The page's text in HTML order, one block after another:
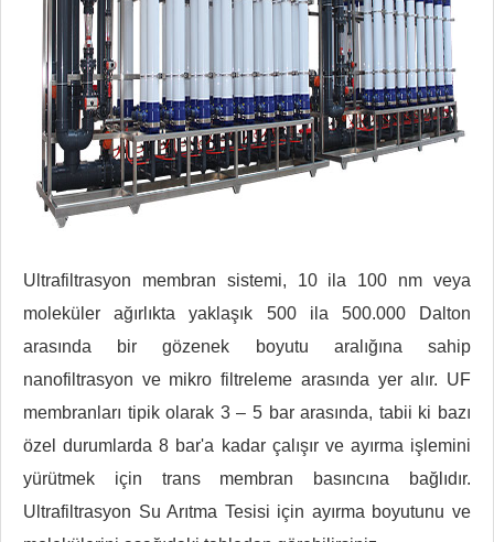
Ultrafiltrasyon membran sistemi, 10 ila 100 nm veya
moleküler ağırlıkta yaklaşık 500 ila 500.000 Dalton
arasında bir gözenek boyutu aralığına sahip
nanofiltrasyon ve mikro filtreleme arasında yer alır. UF
membranları tipik olarak 3 – 5 bar arasında, tabii ki bazı
özel durumlarda 8 bar'a kadar çalışır ve ayırma işlemini
yürütmek için trans membran basıncına bağlıdır.
Ultrafiltrasyon Su Arıtma Tesisi için ayırma boyutunu ve